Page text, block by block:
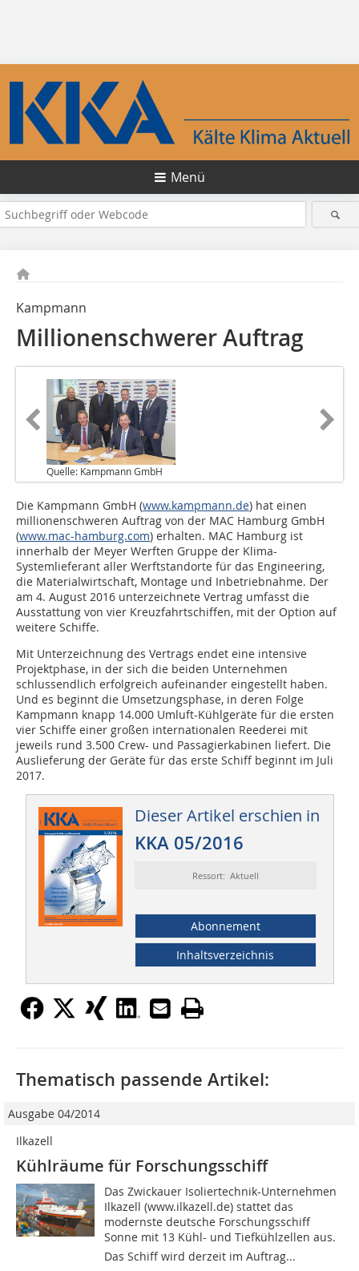
Menü
Kampmann
Millionenschwerer Auftrag
Quelle: Kampmann GmbH
Die Kampmann GmbH (www.kampmann.de) hat einen
millionenschweren Auftrag von der MAC Hamburg GmbH
(www.mac-hamburg.com) erhalten. MAC Hamburg ist
innerhalb der Meyer Werften Gruppe der Klima-
Systemlieferant aller Werftstandorte für das Engineering,
die Materialwirtschaft, Montage und Inbetriebnahme. Der
am 4. August 2016 unterzeichnete Vertrag umfasst die
Ausstattung von vier Kreuzfahrtschiffen, mit der Option auf
weitere Schiffe.
Mit Unterzeichnung des Vertrags endet eine intensive
Projektphase, in der sich die beiden Unternehmen
schlussendlich erfolgreich aufeinander eingestellt haben.
Und es beginnt die Umsetzungsphase, in deren Folge
Kampmann knapp 14.000 Umluft-Kühlgeräte für die ersten
vier Schiffe einer großen internationalen Reederei mit
jeweils rund 3.500 Crew- und Passagierkabinen liefert. Die
Auslieferung der Geräte für das erste Schiff beginnt im Juli
2017.
Dieser Artikel erschien in
KKA 05/2016
Ressort: Aktuell
Abonnement
Inhaltsverzeichnis
Thematisch passende Artikel:
Ausgabe 04/2014
Ilkazell
Kühlräume für Forschungsschiff
Das Zwickauer Isoliertechnik-Unternehmen
Ilkazell (www.ilkazell.de) stattet das
modernste deutsche Forschungsschiff
Sonne mit 13 Kühl- und Tiefkühlzellen aus.
Das Schiff wird derzeit im Auftrag...